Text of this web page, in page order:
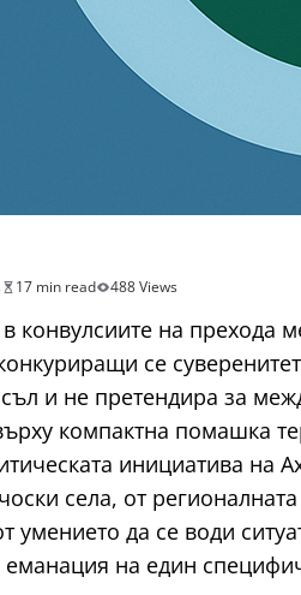
17 min read 488 Views
конвулсиите на прехода
се
и не претендира за
компактна помашка
инициатива на
села, от
умението да се води
на един